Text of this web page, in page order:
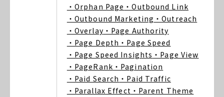
・Orphan Page ・Outbound Link
・Outbound Marketing ・Outreach
・Overlay ・Page Authority
・Page Depth ・Page Speed
・Page Speed Insights ・Page View
・PageRank ・Pagination
・Paid Search ・Paid Traffic
・Parallax Effect ・Parent Theme